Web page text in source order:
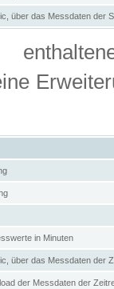
über das Messdaten der
in Minuten
über das Messdaten der
der Messdaten der